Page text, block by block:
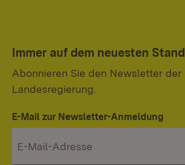
Immer auf dem neuesten Stand
Abonnieren Sie den Newsletter der
Landesregierung.
E-Mail zur Newsletter-Anmeldung